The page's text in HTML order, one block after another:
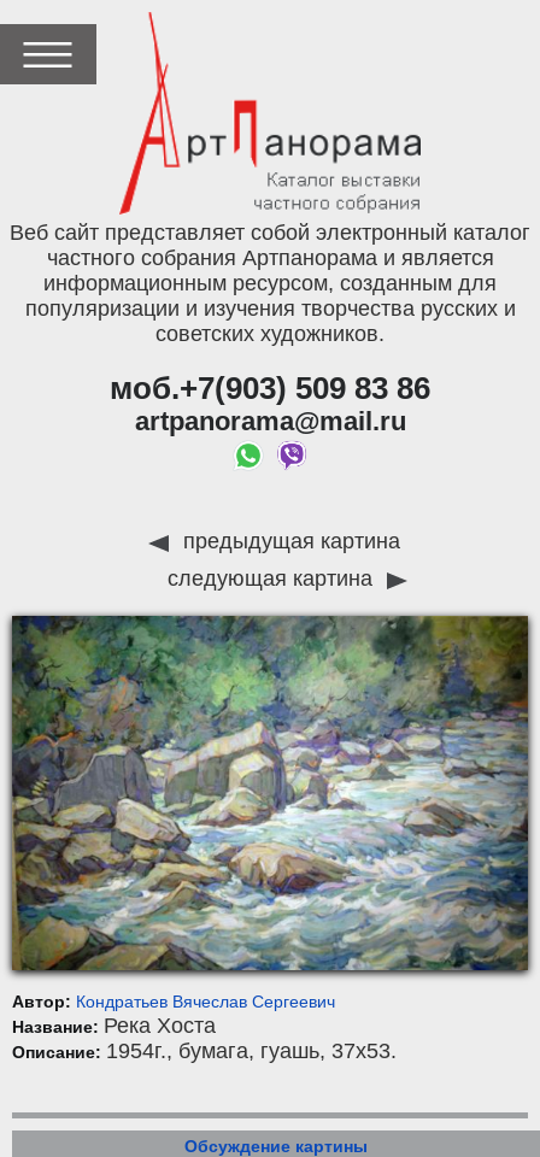
Веб сайт представляет собой электронный каталог
частного собрания Артпанорама и является
информационным ресурсом, созданным для
популяризации и изучения творчества русских и
советских художников.
моб.+7(903) 509 83 86
artpanorama@mail.ru
предыдущая картина
следующая картина
Автор: Кондратьев Вячеслав Сергеевич
Название: Река Хоста
Описание: 1954г., бумага, гуашь, 37x53.
Обсуждение картины